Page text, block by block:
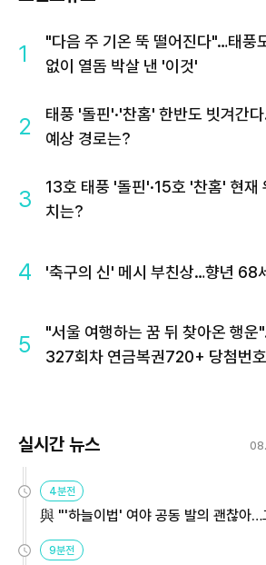
1
"다음 주 기온 뚝 떨어진다"…태풍
없이 열돔 박살 낸 '이것'
2
태풍 '돌핀'·'찬홈' 한반도 빗겨간
예상 경로는?
3
13호 태풍 '돌핀'·15호 '찬홈' 현재
치는?
4 '축구의 신' 메시 부친상…향년 68
5
"서울 여행하는 꿈 뒤 찾아온 행운
327회차 연금복권720+ 당첨번
실시간 뉴스
4분전
與 "'하늘이법' 여야 공동 발의 괜찮아…
9분전